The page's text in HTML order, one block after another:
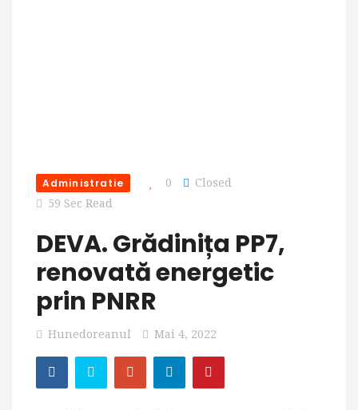
Administratie 0
Closed
59 Sec Read
DEVA. Grădinița PP7,
renovată energetic
prin PNRR
Hunedoreanul Mai 4, 2022